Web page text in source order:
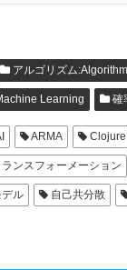
アルゴリズム
Learning 確
ARMA Clojure
ンスフォーメーション
ル 自己共分散